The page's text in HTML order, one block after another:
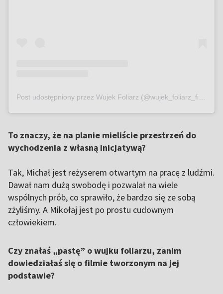
To znaczy, że na planie mieliście przestrzeń do
wychodzenia z własną inicjatywą?
Tak, Michał jest reżyserem otwartym na pracę z ludźmi.
Dawał nam dużą swobodę i pozwalał na wiele
wspólnych prób, co sprawiło, że bardzo się ze sobą
zżyliśmy. A Mikołaj jest po prostu cudownym
człowiekiem.
Czy znałaś „pastę” o wujku foliarzu, zanim
dowiedziałaś się o filmie tworzonym na jej
podstawie?